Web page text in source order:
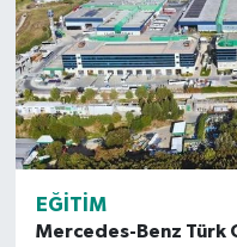
EĞITIM
Mercedes-Benz Türk